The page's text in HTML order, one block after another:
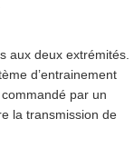
aux deux extrémités.
d’entrainement
par un
la transmission de